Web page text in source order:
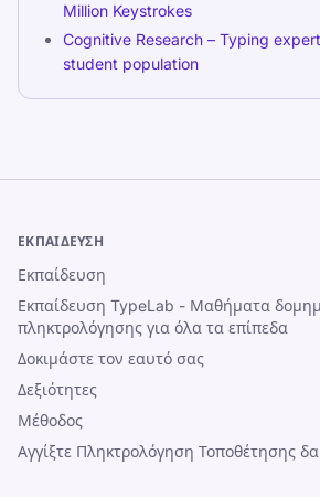
Million Keystrokes
Cognitive Research – Typing
student population
ΕΚΠΑΊΔΕΥΣΗ
Εκπαίδευση
Εκπαίδευση TypeLab - Μαθήματα
πληκτρολόγησης για όλα τα επίπεδα
Δοκιμάστε τον εαυτό σας
Δεξιότητες
Μέθοδος
Αγγίξτε Πληκτρολόγηση Τοποθέτησης